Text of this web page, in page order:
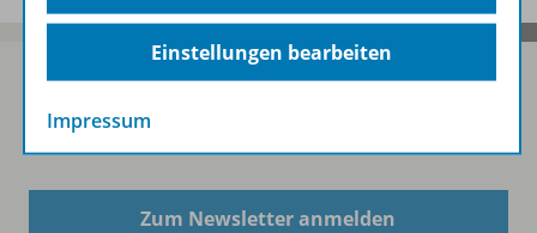
Sofort profitieren
Zum Newsletter anmelden
Einstellungen bearbeiten
Impressum